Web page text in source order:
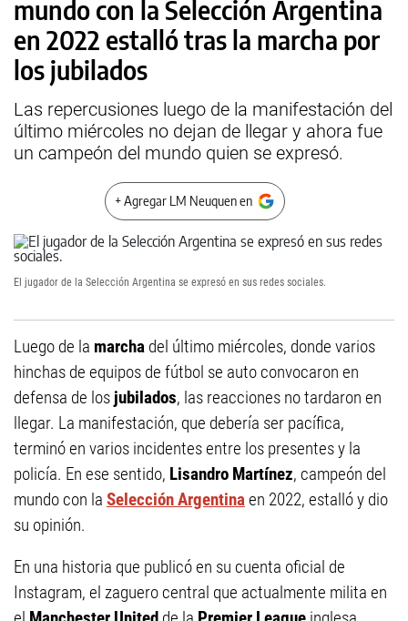
mundo con la Selección Argentina
en 2022 estalló tras la marcha por
los jubilados
Las repercusiones luego de la manifestación del
último miércoles no dejan de llegar y ahora fue
un campeón del mundo quien se expresó.
+ Agregar LM Neuquen en
El jugador de la Selección Argentina se expresó en sus redes sociales.
Luego de la marcha del último miércoles, donde varios
hinchas de equipos de fútbol se auto convocaron en
defensa de los jubilados, las reacciones no tardaron en
llegar. La manifestación, que debería ser pacífica,
terminó en varios incidentes entre los presentes y la
policía. En ese sentido, Lisandro Martínez, campeón del
mundo con la Selección Argentinaen 2022, estalló y dio
su opinión.
En una historia que publicó en su cuenta oficial de
Instagram, el zaguero central que actualmente milita en